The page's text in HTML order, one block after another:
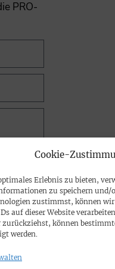
Cookie-
Erlebnis zu bieten,
zu speichern und/
zustimmst, können
auf dieser Website
zurückziehst, können
werden.
PRO-